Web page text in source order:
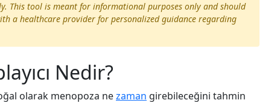
This tool is meant for informational purposes only and should
a healthcare provider for personalized guidance regarding
Nedir?
olarak menopoza nezaman girebileceğini tahmin